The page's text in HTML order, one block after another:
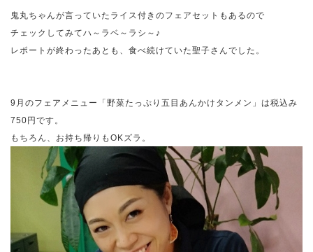
鬼丸ちゃんが言っていたライス付きのフェアセットもあるので
チェックしてみてハ～ラベ～ラシ～♪
レポートが終わったあとも、食べ続けていた聖子さんでした。
9月のフェアメニュー「野菜たっぷり五目あんかけタンメン」は税込み
750円です。
もちろん、お持ち帰りもOKズラ。